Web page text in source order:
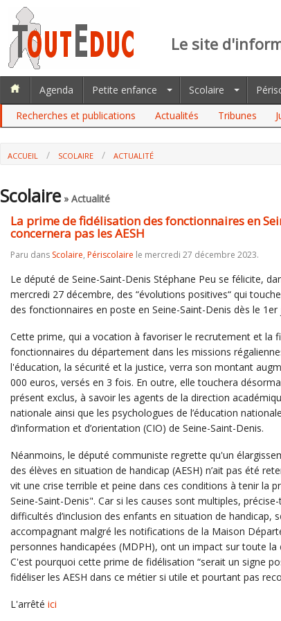
Le site
Agenda Petite enfance Scolaire
Recherches et publications
Actualités Tribunes
ACCUEIL SCOLAIRE
ACTUALITÉ
Scolaire» Actualité
La prime de fidélisation des fonctionnaires en
concernera pas les AESH
Paru dans Scolaire, Périscolaire le mercredi 27 décembre 2023.
Le député de Seine-Saint-Denis Stéphane Peu se félicite,
mercredi 27 décembre, des “évolutions positives“ qui
des fonctionnaires en poste en Seine-Saint-Denis dès le 1er
Cette prime, qui a vocation à favoriser le recrutement et la
fonctionnaires du département dans les missions
l'éducation, la sécurité et la justice, verra son montant
000 euros, versés en 3 fois. En outre, elle touchera
présent exclus, à savoir les agents de la direction
nationale ainsi que les psychologues de l’éducation
d’information et d’orientation (CIO) de Seine-Saint-Denis.
Néanmoins, le député communiste regrette qu'un
des élèves en situation de handicap (AESH) n’ait pas été
vit une crise terrible et peine dans ces conditions à tenir la
Seine-Saint-Denis". Car si les causes sont multiples,
difficultés d’inclusion des enfants en situation de handicap,
accompagnant malgré les notifications de la Maison
personnes handicapées (MDPH), ont un impact sur toute la
C'est pourquoi cette prime de fidélisation “serait un signe
fidéliser les AESH dans ce métier si utile et pourtant pas
L'arrêté ici